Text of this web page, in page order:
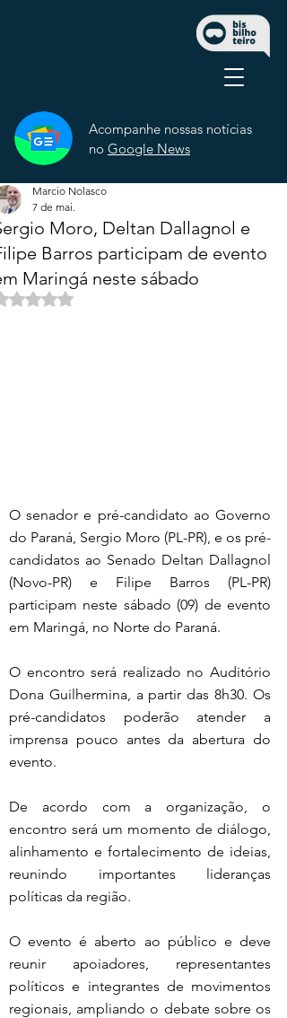
Acompanhe nossas notícias
no Google News
Moro, Deltan Dallagnol e
Barros participam de evento
Maringá neste sábado
Marcio Nolasco
7 de mai.
Avaliado com NaN de 5 estrelas.
O senador e pré-candidato ao Governo
do Paraná, Sergio Moro (PL-PR), e os pré-
candidatos ao Senado Deltan Dallagnol
(Novo-PR) e Filipe Barros (PL-PR)
participam neste sábado (09) de evento
em Maringá, no Norte do Paraná.
O encontro será realizado no Auditório
Dona Guilhermina, a partir das 8h30. Os
pré-candidatos poderão atender a
imprensa pouco antes da abertura do
evento.
De acordo com a organização, o
encontro será um momento de diálogo,
alinhamento e fortalecimento de ideias,
reunindo importantes lideranças
políticas da região.
O evento é aberto ao público e deve
reunir apoiadores, representantes
políticos e integrantes de movimentos
regionais, ampliando o debate sobre os